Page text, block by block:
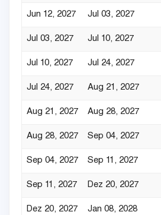
Jun 12, 2027 Jul 03, 2027
Jul 03, 2027 Jul 10, 2027
Jul 10, 2027 Jul 24, 2027
Jul 24, 2027 Aug 21, 2027
Aug 21, 2027 Aug 28, 2027
Aug 28, 2027 Sep 04, 2027
Sep 04, 2027 Sep 11, 2027
Sep 11, 2027 Dez 20, 2027
Dez 20, 2027 Jan 08, 2028